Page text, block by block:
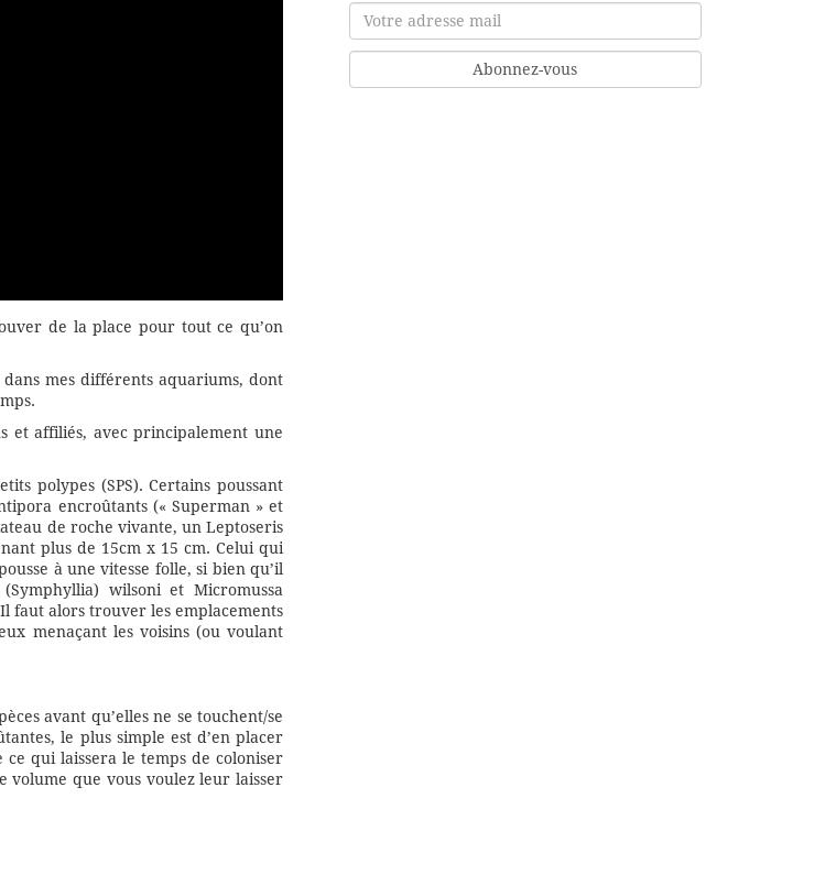
de la place pour tout ce qu’on
mes différents aquariums, dont
et affiliés, avec principalement une
polypes (SPS). Certains poussant
encroûtants (« Superman » et
de roche vivante, un Leptoseris
plus de 15cm x 15 cm. Celui qui
à une vitesse folle, si bien qu’il
wilsoni et Micromussa
faut alors trouver les emplacements
menaçant les voisins (ou voulant
avant qu’elles ne se touchent/se
le plus simple est d’en placer
qui laissera le temps de coloniser
volume que vous voulez leur laisser